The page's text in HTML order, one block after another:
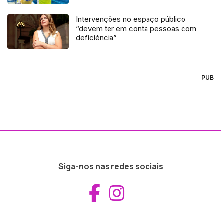
Intervenções no espaço público
“devem ter em conta pessoas com
deficiência”
PUB
Siga-nos nas redes sociais
Aceder ao